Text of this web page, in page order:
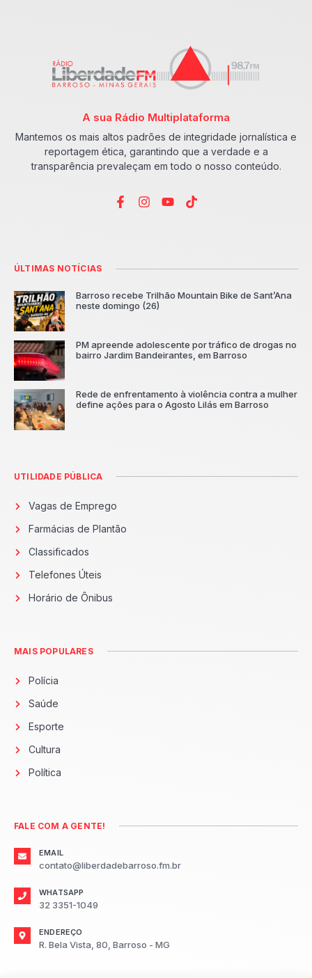
A sua Rádio Multiplataforma
Mantemos os mais altos padrões de integridade jornalística e
reportagem ética, garantindo que a verdade e a
transparência prevaleçam em todo o nosso conteúdo.
ÚLTIMAS NOTÍCIAS
Barroso recebe Trilhão Mountain Bike de Sant’Ana
neste domingo (26)
PM apreende adolescente por tráfico de drogas no
bairro Jardim Bandeirantes, em Barroso
Rede de enfrentamento à violência contra a mulher
define ações para o Agosto Lilás em Barroso
UTILIDADE PÚBLICA
Vagas de Emprego
Farmácias de Plantão
Classificados
Telefones Úteis
Horário de Ônibus
MAIS POPULARES
Polícia
Saúde
Esporte
Cultura
Política
FALE COM A GENTE!
EMAIL
contato@liberdadebarroso.fm.br
WHATSAPP
32 3351-1049
ENDEREÇO
R. Bela Vista, 80, Barroso - MG